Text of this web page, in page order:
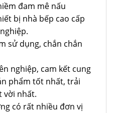
đam mê nấu
bị nhà bếp cao cấp
sử dụng, chắn chắn
nghiệp, cam kết cung
phẩm tốt nhất, trải
vời nhất.
có rất nhiều đơn vị